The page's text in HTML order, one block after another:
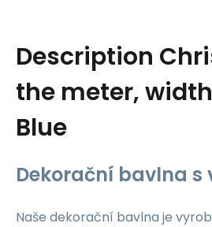
Description
the meter,
Blue
Dekorační bavlna
Naše dekorační bavlna je